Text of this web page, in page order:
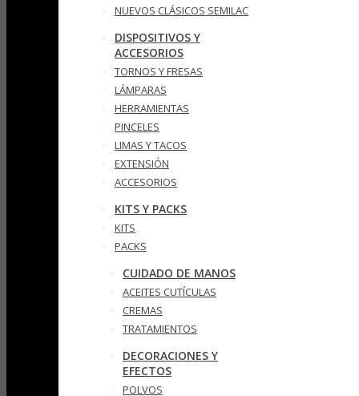
NUEVOS CLÁSICOS SEMILAC
DISPOSITIVOS Y
ACCESORIOS
TORNOS Y FRESAS
LÁMPARAS
HERRAMIENTAS
PINCELES
LIMAS Y TACOS
EXTENSIÓN
ACCESORIOS
KITS Y PACKS
KITS
PACKS
CUIDADO DE MANOS
ACEITES CUTÍCULAS
CREMAS
TRATAMIENTOS
DECORACIONES Y
EFECTOS
POLVOS